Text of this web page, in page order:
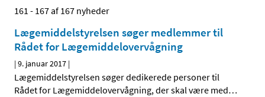
161 - 167 af 167 nyheder
Lægemiddelstyrelsen søger medlemmer til
Rådet for Lægemiddelovervågning
|9. januar 2017 |
Lægemiddelstyrelsen søger dedikerede personer til
Rådet for Lægemiddelovervågning, der skal være med…